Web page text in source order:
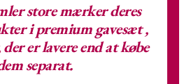
store mærker deres
ipremium gavesæt,
er lavere end at købe
separat.